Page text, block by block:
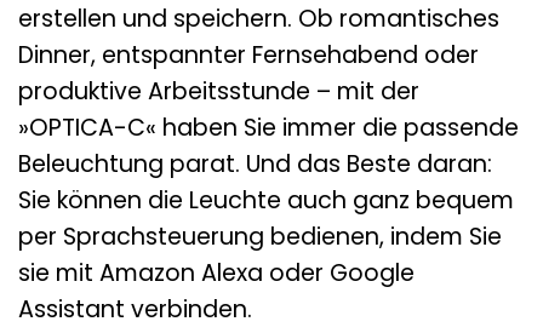
erstellen und speichern. Ob romantisches
Dinner, entspannter Fernsehabend oder
produktive Arbeitsstunde – mit der
»OPTICA-C« haben Sie immer die passende
Beleuchtung parat. Und das Beste daran:
Sie können die Leuchte auch ganz bequem
per Sprachsteuerung bedienen, indem Sie
sie mit Amazon Alexa oder Google
Assistant verbinden.